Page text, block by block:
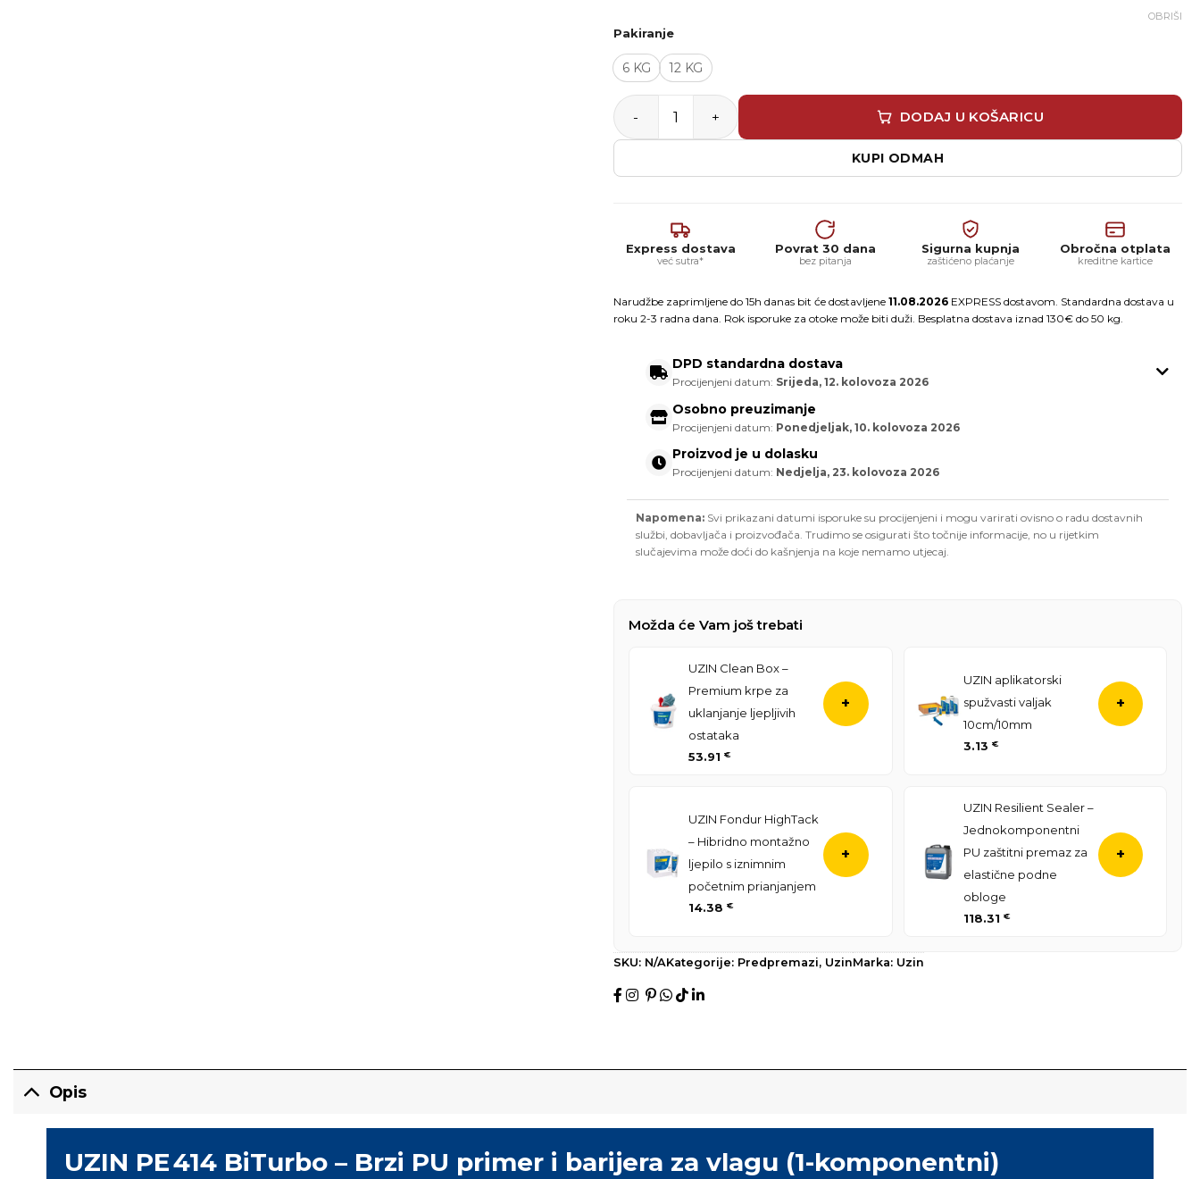
Pakiranje
6 KG 12 KG
OBRIŠI
UZIN PE 414 BiTurbo – Brzi PU primer i barijera za vlagu (1-komponentni) količina
DODAJ U KOŠARICU
KUPI ODMAH
Express dostava
već sutra*
Povrat 30 dana
bez pitanja
Sigurna kupnja
zaštićeno plaćanje
Obročna otplata
kreditne kartice
Narudžbe zaprimljene do 15h danas bit će dostavljene 11.08.2026 EXPRESS dostavom. Standardna dostava u
roku 2-3 radna dana. Rok isporuke za otoke može biti duži. Besplatna dostava iznad 130€ do 50 kg.
DPD standardna dostava
Procijenjeni datum: Srijeda, 12. kolovoza 2026
Osobno preuzimanje
Procijenjeni datum: Ponedjeljak, 10. kolovoza 2026
Proizvod je u dolasku
Procijenjeni datum: Nedjelja, 23. kolovoza 2026
Napomena: Svi prikazani datumi isporuke su procijenjeni i mogu varirati ovisno o radu dostavnih
službi, dobavljača i proizvođača. Trudimo se osigurati što točnije informacije, no u rijetkim
slučajevima može doći do kašnjenja na koje nemamo utjecaj.
Možda će Vam još trebati
UZIN Clean Box –
Premium krpe za
uklanjanje ljepljivih
ostataka
53.91 €
+
UZIN aplikatorski
spužvasti valjak
10cm/10mm
3.13 €
+
UZIN Fondur HighTack
– Hibridno montažno
ljepilo s iznimnim
početnim prianjanjem
14.38 €
+
UZIN Resilient Sealer –
Jednokomponentni
PU zaštitni premaz za
elastične podne
obloge
118.31 €
+
SKU: N/AKategorije: Predpremazi, UzinMarka: Uzin
Opis
UZIN PE 414 BiTurbo – Brzi PU primer i barijera za vlagu (1-komponentni)